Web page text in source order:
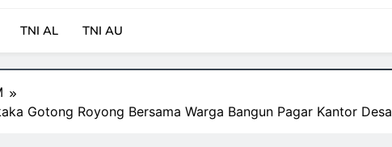
TNI AL TNI AU
Gotong Royong Bersama Warga Bangun Pagar Kantor Desa